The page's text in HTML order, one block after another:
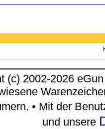
(c) 2002-2026
• Mit der
und unsere